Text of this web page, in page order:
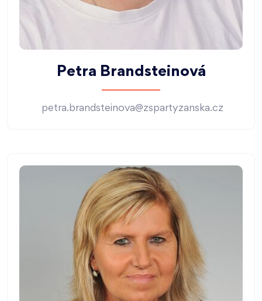
Petra Brandsteinová
petra.brandsteinova@zspartyzanska.cz